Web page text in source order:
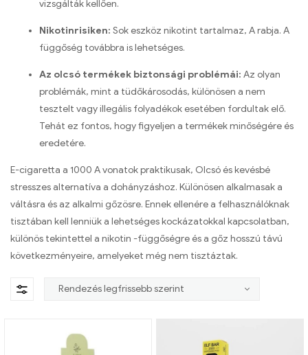
vizsgálták kellően.
Nikotinrisiken: Sok eszköz nikotint tartalmaz, A rabja. A
függőség továbbra is lehetséges.
Az olcsó termékek biztonsági problémái: Az olyan
problémák, mint a tüdőkárosodás, különösen a nem
tesztelt vagy illegális folyadékok esetében fordultak elő.
Tehát ez fontos, hogy figyeljen a termékek minőségére és
eredetére.
E-cigaretta a 1000 A vonatok praktikusak, Olcsó és kevésbé
stresszes alternatíva a dohányzáshoz. Különösen alkalmasak a
váltásra és az alkalmi gőzösre. Ennek ellenére a felhasználóknak
tisztában kell lenniük a lehetséges kockázatokkal kapcsolatban,
különös tekintettel a nikotin -függőségre és a gőz hosszú távú
következményeire, amelyeket még nem tisztáztak.